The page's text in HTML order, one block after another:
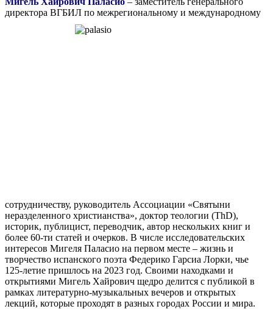
директора ВГБИЛ по межрегиональному и международному
сотрудничеству, руководитель Ассоциации «Святыни
неразделенного христианства», доктор теологии (ThD),
историк, публицист, переводчик, автор нескольких книг и
более 60-ти статей и очерков. В числе исследовательских
интересов Мигеля Паласио на первом месте – жизнь и
творчество испанского поэта Федерико Гарсиа Лорки, чье
125-летие пришлось на 2023 год. Своими находками и
открытиями Мигель Хайрович щедро делится с публикой в
рамках литературно-музыкальных вечеров и открытых
лекций, которые проходят в разных городах России и мира.